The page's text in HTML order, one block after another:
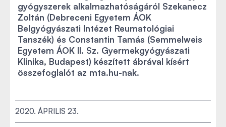
gyógyszerek alkalmazhatóságáról Szekanecz
Zoltán (Debreceni Egyetem ÁOK
Belgyógyászati Intézet Reumatológiai
Tanszék) és Constantin Tamás (Semmelweis
Egyetem ÁOK II. Sz. Gyermekgyógyászati
Klinika, Budapest) készített ábrával kísért
összefoglalót az mta.hu-nak.
2020. ÁPRILIS 23.